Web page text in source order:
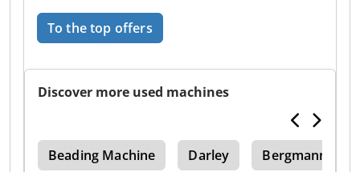
To the top offers
Discover more used machines
Beading Machine Darley Bergmann Slt